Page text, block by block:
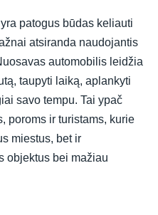
patogus būdas keliauti
atsiranda naudojantis
automobilis leidžia
taupyti laiką, aplankyti
savo tempu. Tai ypač
poroms ir turistams, kurie
miestus, bet ir
objektus bei mažiau